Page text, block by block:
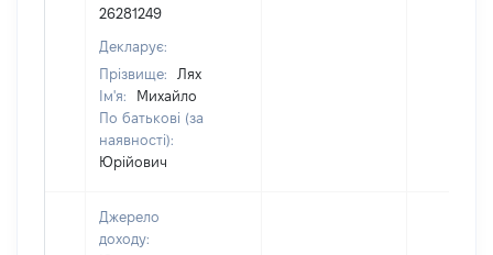
26281249
Декларує:
Прізвище:
Лях
Ім'я:
Михайло
По батькові (за
наявності):
Юрійович
Джерело
доходу: